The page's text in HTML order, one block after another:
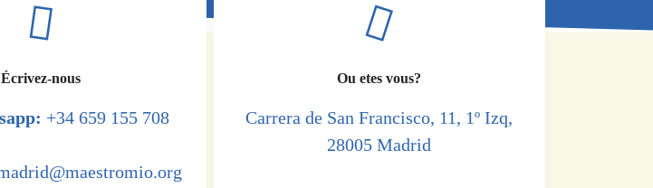
Écrivez-nous
+34 659 155 708
Ou etes vous?
Carrera de San Francisco, 11, 1º Izq,
28005 Madrid